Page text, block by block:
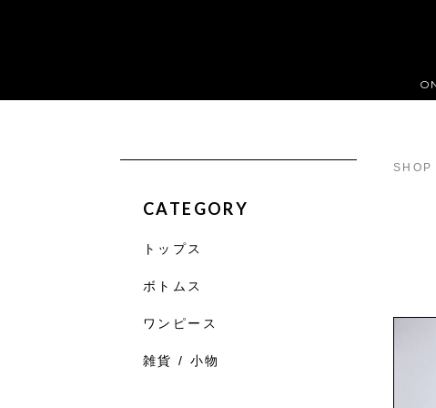
SHOP
CATEGORY
トップス
ボトムス
ワンピース
雑貨 / 小物